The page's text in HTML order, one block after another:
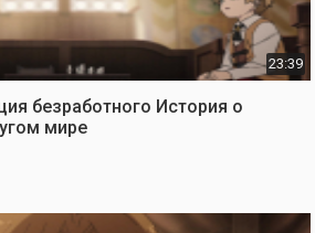
23:39
безработного История о
мире